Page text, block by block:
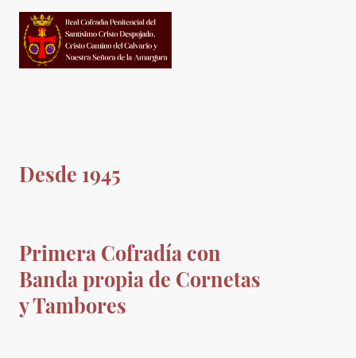
Desde 1945
Primera Cofradía con
Banda propia de Cornetas
y Tambores